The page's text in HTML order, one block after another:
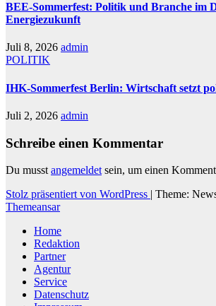
BEE-Sommerfest: Politik und Branche im
Energiezukunft
Juli 8, 2026 admin
POLITIK
IHK-Sommerfest Berlin: Wirtschaft setzt
Juli 2, 2026 admin
Schreibe einen Kommentar
Du musst angemeldet sein, um einen
Stolz präsentiert von WordPress | Theme:
Themeansar
Home
Redaktion
Partner
Agentur
Service
Datenschutz